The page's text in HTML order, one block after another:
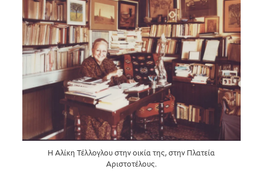
Η Αλίκη Τέλλογλου στην οικία της, στην Πλατεία
Αριστοτέλους.